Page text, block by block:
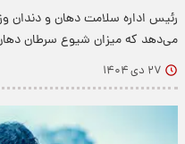
رئیس اداره سلامت دهان و
می‌دهد که میزان شیوع سرطان
۲۷ دی ۱۴۰۴